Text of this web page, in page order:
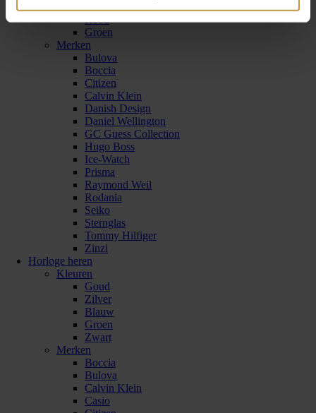
Blauw
Rood
Groen
Merken
Bulova
Boccia
Citizen
Calvin Klein
Danish Design
Daniel Wellington
GC Guess Collection
Hugo Boss
Ice-Watch
Prisma
Raymond Weil
Rodania
Seiko
Sternglas
Tommy Hilfiger
Zinzi
Horloge heren
Kleuren
Goud
Zilver
Blauw
Groen
Zwart
Merken
Boccia
Bulova
Calvin Klein
Casio